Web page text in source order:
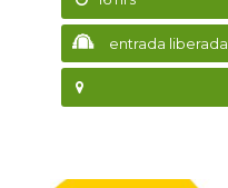
entrada liberada